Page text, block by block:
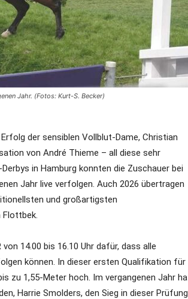
Region
Jahr. (Fotos: Kurt-S. Becker)
der sensiblen Vollblut-Dame, Christian
von André Thieme – all diese sehr
in Hamburg konnten die Zuschauer bei
Jahr live verfolgen. Auch 2026 übertragen
und großartigsten
Flottbek.
14.00 bis 16.10 Uhr dafür, dass alle
können. In dieser ersten Qualifikation für
zu 1,55-Meter hoch. Im vergangenen Jahr
Harrie Smolders, den Sieg in dieser Prüfung